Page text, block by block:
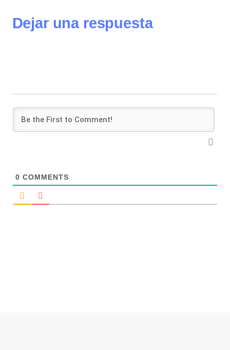
Dejar una respuesta
0 COMMENTS